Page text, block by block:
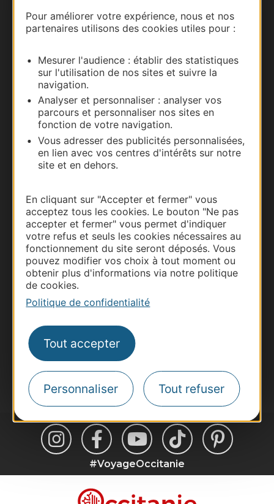
Pour améliorer votre expérience, nous et nos
partenaires utilisons des cookies utiles pour :
Mesurer l'audience : établir des statistiques
sur l'utilisation de nos sites et suivre la
navigation.
Analyser et personnaliser : analyser vos
parcours et personnaliser nos sites en
fonction de votre navigation.
Vous adresser des publicités personnalisées,
en lien avec vos centres d'intérêts sur notre
site et en dehors.
En cliquant sur "Accepter et fermer" vous
acceptez tous les cookies. Le bouton "Ne pas
accepter et fermer" vous permet d'indiquer
votre refus et seuls les cookies nécessaires au
fonctionnement du site seront déposés. Vous
pouvez modifier vos choix à tout moment ou
obtenir plus d'informations via notre politique
de cookies.
Politique de confidentialité
Tout accepter
Personnaliser Tout refuser
Nous contacter
Documentation
Thermalisme
Business/Mice
Pros d'Occitanie
Site presse et d'influence
Voyagistes
Destination Sport
Inscrivez-vous à la lettre d'information
Destination Occitanie pour recevoir des
suggestions de séjours, de visites et de sorties.
Je m'abonne
#VoyageOccitanie